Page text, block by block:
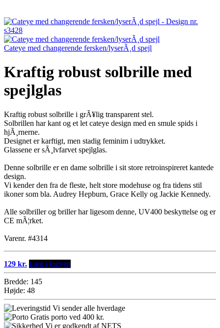
Cateye med changerende fersken/lyserÃ¸d spejl
Kraftig robust solbrille med
spejlglas
Kraftig robust solbrille i grÃ¥lig transparent stel.
Solbrillen har kant og et let cateye design med en smule spids i
hjÃ¸rnerne.
Designet er karftigt, men stadig feminim i udtrykket.
Glassene er sÃ¸lvfarvet spejlglas.
Denne solbrille er en dame solbrille i sit store retroinspireret kantede
design.
Vi kender den fra de fleste, helt store modehuse og fra tidens stil
ikoner som bla. Audrey Hepburn, Grace Kelly og Jackie Kennedy.
Alle solbriller og briller har ligesom denne, UV400 beskyttelse og er
CE mÃ¦rket.
Varenr. #4314
129 kr. Læg i kurven
Bredde: 145
Højde: 48
Vi sender alle hverdage
Gratis porto ved 400 kr.
Vi er godkendt af NETS